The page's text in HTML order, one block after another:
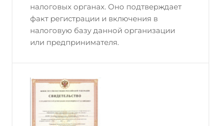
налоговых органах. Оно подтверждает
факт регистрации и включения в
налоговую базу данной организации
или предпринимателя.